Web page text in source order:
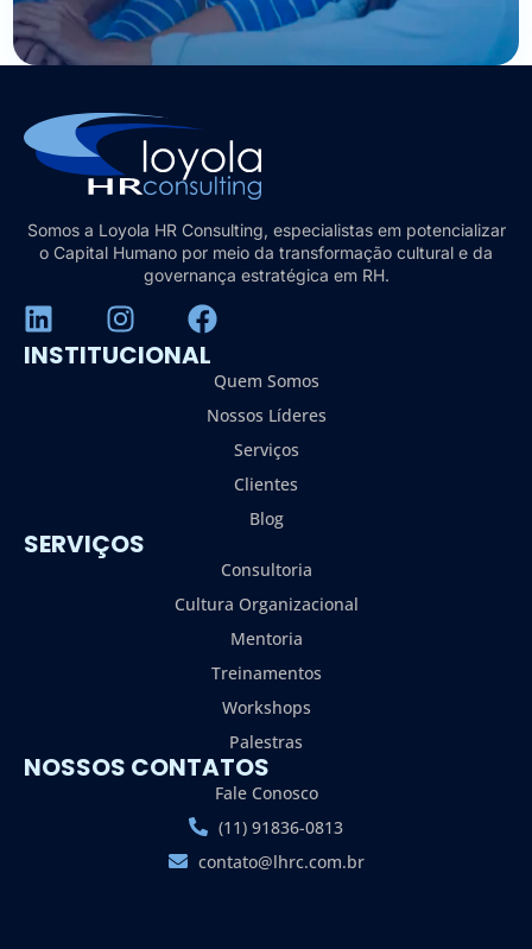
Somos a Loyola HR Consulting, especialistas em potencializar
o Capital Humano por meio da transformação cultural e da
governança estratégica em RH.
INSTITUCIONAL
Quem Somos
Nossos Líderes
Serviços
Clientes
Blog
SERVIÇOS
Consultoria
Cultura Organizacional
Mentoria
Treinamentos
Workshops
Palestras
NOSSOS CONTATOS
Fale Conosco
(11) 91836-0813
contato@lhrc.com.br